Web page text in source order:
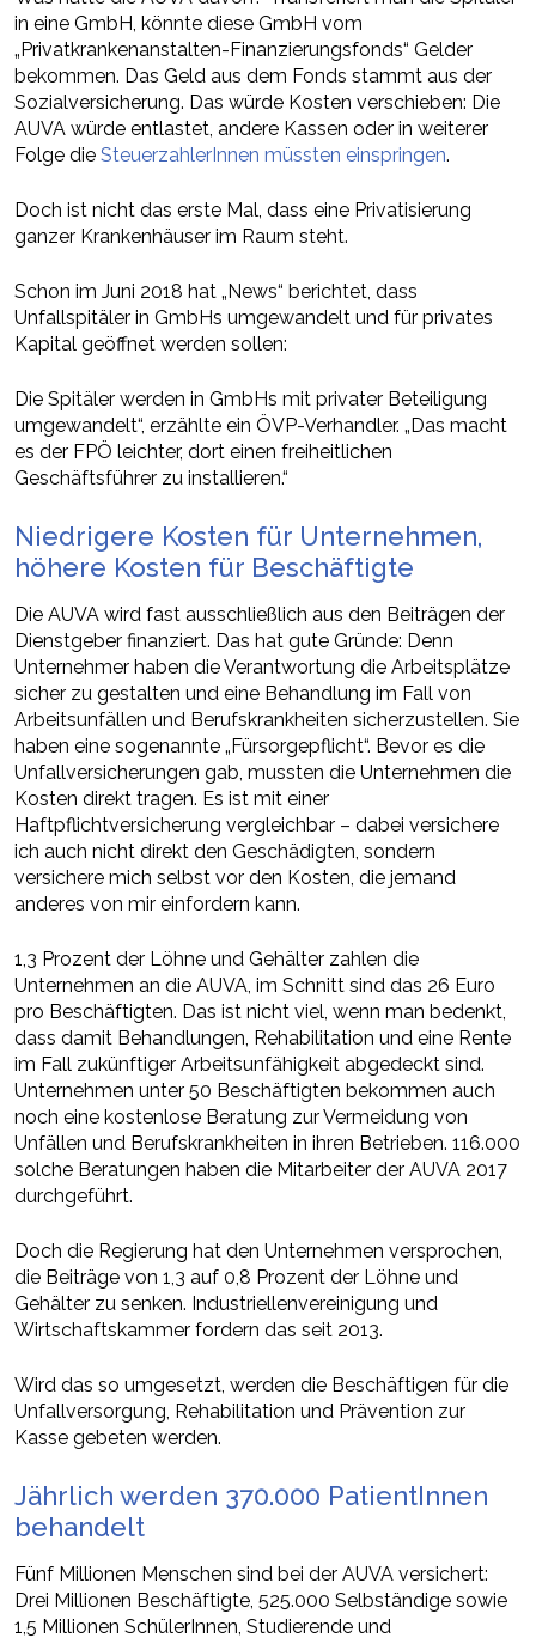
in eine GmbH, könnte diese GmbH vom
„Privatkrankenanstalten-Finanzierungsfonds“ Gelder
bekommen. Das Geld aus dem Fonds stammt aus der
Sozialversicherung. Das würde Kosten verschieben: Die
AUVA würde entlastet, andere Kassen oder in weiterer
Folge die SteuerzahlerInnen müssten einspringen.
Doch ist nicht das erste Mal, dass eine Privatisierung
ganzer Krankenhäuser im Raum steht.
Schon im Juni 2018 hat „News“ berichtet, dass
Unfallspitäler in GmbHs umgewandelt und für privates
Kapital geöffnet werden sollen:
Die Spitäler werden in GmbHs mit privater Beteiligung
umgewandelt“, erzählte ein ÖVP-Verhandler. „Das macht
es der FPÖ leichter, dort einen freiheitlichen
Geschäftsführer zu installieren.“
Niedrigere Kosten für Unternehmen,
höhere Kosten für Beschäftigte
Die AUVA wird fast ausschließlich aus den Beiträgen der
Dienstgeber finanziert. Das hat gute Gründe: Denn
Unternehmer haben die Verantwortung die Arbeitsplätze
sicher zu gestalten und eine Behandlung im Fall von
Arbeitsunfällen und Berufskrankheiten sicherzustellen. Sie
haben eine sogenannte „Fürsorgepflicht“. Bevor es die
Unfallversicherungen gab, mussten die Unternehmen die
Kosten direkt tragen. Es ist mit einer
Haftpflichtversicherung vergleichbar – dabei versichere
ich auch nicht direkt den Geschädigten, sondern
versichere mich selbst vor den Kosten, die jemand
anderes von mir einfordern kann.
1,3 Prozent der Löhne und Gehälter zahlen die
Unternehmen an die AUVA, im Schnitt sind das 26 Euro
pro Beschäftigten. Das ist nicht viel, wenn man bedenkt,
dass damit Behandlungen, Rehabilitation und eine Rente
im Fall zukünftiger Arbeitsunfähigkeit abgedeckt sind.
Unternehmen unter 50 Beschäftigten bekommen auch
noch eine kostenlose Beratung zur Vermeidung von
Unfällen und Berufskrankheiten in ihren Betrieben. 116.000
solche Beratungen haben die Mitarbeiter der AUVA 2017
durchgeführt.
Doch die Regierung hat den Unternehmen versprochen,
die Beiträge von 1,3 auf 0,8 Prozent der Löhne und
Gehälter zu senken. Industriellenvereinigung und
Wirtschaftskammer fordern das seit 2013.
Wird das so umgesetzt, werden die Beschäftigen für die
Unfallversorgung, Rehabilitation und Prävention zur
Kasse gebeten werden.
Jährlich werden 370.000 PatientInnen
behandelt
Fünf Millionen Menschen sind bei der AUVA versichert:
Drei Millionen Beschäftigte, 525.000 Selbständige sowie
1,5 Millionen SchülerInnen, Studierende und